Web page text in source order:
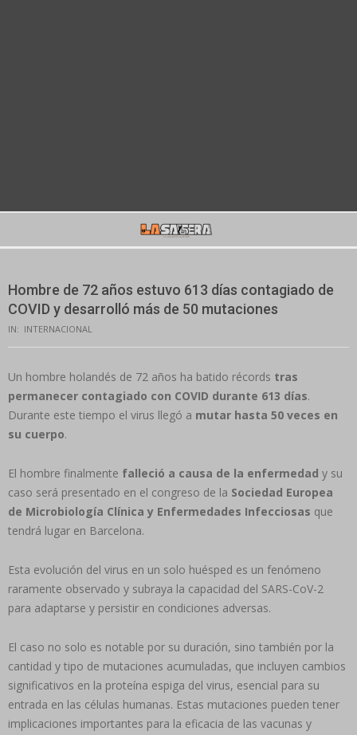
Hombre de 72 años estuvo 613 días contagiado de
COVID y desarrolló más de 50 mutaciones
IN: INTERNACIONAL
Un hombre holandés de 72 años ha batido récords tras
permanecer contagiado con COVID durante 613 días.
Durante este tiempo el virus llegó a mutar hasta 50 veces en
su cuerpo.
El hombre finalmente falleció a causa de la enfermedad y su
caso será presentado en el congreso de la Sociedad Europea
de Microbiología Clínica y Enfermedades Infecciosas que
tendrá lugar en Barcelona.
Esta evolución del virus en un solo huésped es un fenómeno
raramente observado y subraya la capacidad del SARS-CoV-2
para adaptarse y persistir en condiciones adversas.
El caso no solo es notable por su duración, sino también por la
cantidad y tipo de mutaciones acumuladas, que incluyen cambios
significativos en la proteína espiga del virus, esencial para su
entrada en las células humanas. Estas mutaciones pueden tener
implicaciones importantes para la eficacia de las vacunas y